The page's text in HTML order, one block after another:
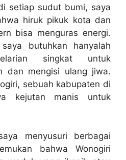
setiap sudut bumi, saya
hiruk pikuk kota dan
bisa menguras energi.
butuhkan hanyalah
singkat untuk
dan mengisi ulang jiwa.
sebuah kabupaten di
kejutan manis untuk
menyusuri berbagai
bahwa Wonogiri